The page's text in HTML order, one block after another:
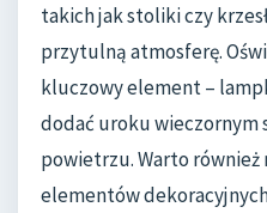
takich jak stoliki czy
przytulną atmosferę.
kluczowy element –
dodać uroku wieczornym
powietrzu. Warto również
elementów